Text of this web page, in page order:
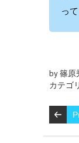
っ
by 篠原
カテゴ